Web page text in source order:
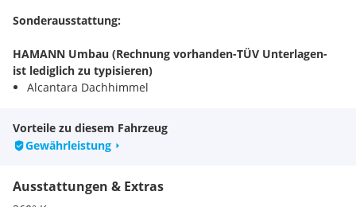
Sonderausstattung:
HAMANN Umbau (Rechnung vorhanden-TÜV Unterlagen-
ist lediglich zu typisieren)
Alcantara Dachhimmel
Scheinwerfer Laserlicht
Panoramaglas elektrisch
Keyless Go & Keyless Start
Sonnenschutzverglasung (hinten abgedunkelt)
Vorteile zu diesem Fahrzeug
Gewährleistung
Ausstattungen & Extras